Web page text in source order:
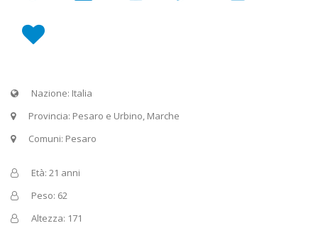
Nazione: Italia
Provincia: Pesaro e Urbino, Marche
Comuni: Pesaro
Età: 21 anni
Peso: 62
Altezza: 171